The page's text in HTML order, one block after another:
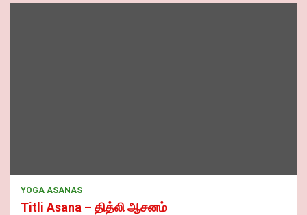
YOGA ASANAS
Titli Asana – தித்லி ஆசனம்